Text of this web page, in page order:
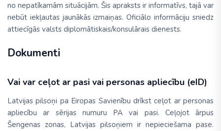
no nepatīkamām situācijām. Šis apraksts ir informatīvs, tajā var
nebūt iekļautas jaunākās izmaiņas. Oficiālo informāciju sniedz
attiecīgās valsts diplomātiskais/konsulārais dienests.
Dokumenti
Vai var ceļot ar pasi vai personas apliecību (eID)
Latvijas pilsoņi pa Eiropas Savienību drīkst ceļot ar personas
apliecību ar sērijas numuru PA vai pasi. Ceļojot ārpus
Šengenas zonas, Latvijas pilsoņiem ir nepieciešama pase.